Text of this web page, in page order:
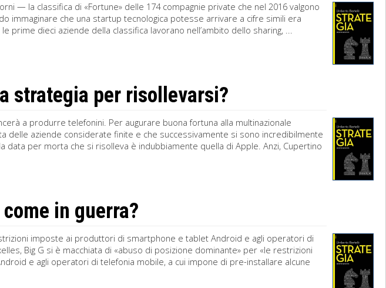
— la classifica di «Fortune» delle 174 compagnie private che nel 2016 valgono
immaginare che una startup tecnologica potesse arrivare a cifre simili era
prime dieci aziende della classifica lavorano nell’ambito dello sharing, ...
strategia per risollevarsi?
a produrre telefonini. Per augurare buona fortuna alla multinazionale
delle aziende considerate finite e che successivamente si sono incredibilmente
data per morta che si risolleva è indubbiamente quella di Apple. Anzi, Cupertino
in guerra?
imposte ai produttori di smartphone e tablet Android e agli operatori di
Big G si è macchiata di «abuso di posizione dominante» per «le restrizioni
e agli operatori di telefonia mobile, a cui impone di pre-installare alcune